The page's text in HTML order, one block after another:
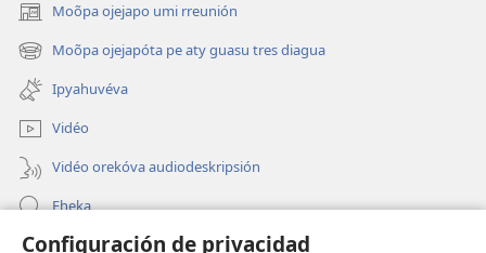
Configuración de privacidad
Moõpa ojejapo umi rreunión
(abre
una
nueva
ventana)
Moõpa ojejapóta pe aty guasu tres diagua
(abre
una
nueva
ventana)
Ipyahuvéva
Vidéo
Vidéo orekóva audiodeskripsión
Eheka
Ayuda